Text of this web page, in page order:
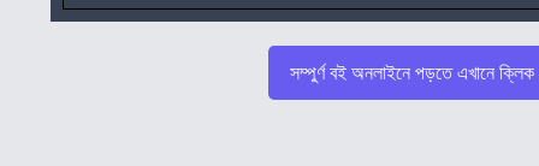
সম্পুর্ণ বই অনলাইনে পড়তে এখানে